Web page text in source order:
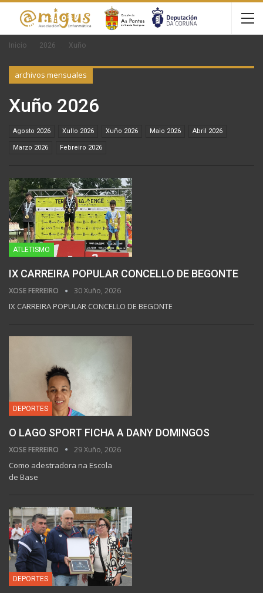
Inicio 2026 Xuño
archivos mensuales
Xuño 2026
Agosto 2026 Xullo 2026 Xuño 2026 Maio 2026 Abril 2026
Marzo 2026 Febreiro 2026
ATLETISMO
IX CARREIRA POPULAR CONCELLO DE BEGONTE
XOSE FERREIRO 30 Xuño, 2026
IX CARREIRA POPULAR CONCELLO DE BEGONTE
DEPORTES
O LAGO SPORT FICHA A DANY DOMINGOS
XOSE FERREIRO 29 Xuño, 2026
Como adestradora na Escola
de Base
DEPORTES